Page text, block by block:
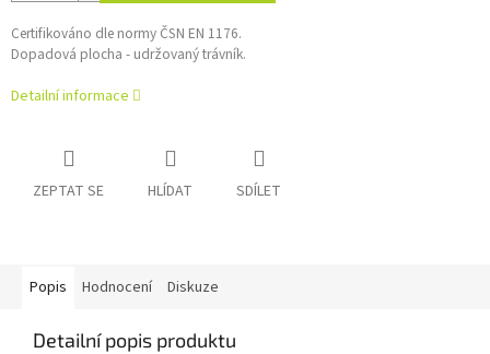
Certifikováno dle normy ČSN EN 1176.
Dopadová plocha - udržovaný trávník.
Detailní informace
ZEPTAT SE HLÍDAT SDÍLET
Popis Hodnocení Diskuze
Detailní popis produktu